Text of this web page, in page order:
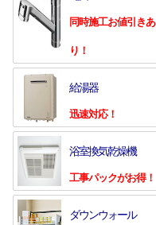
同時施工お値引きあ
り！
給湯器
迅速対応！
浴室換気乾燥機
工事パックがお得！
ダウンウォール